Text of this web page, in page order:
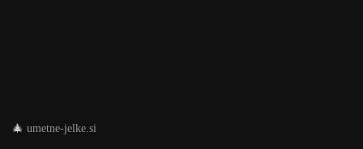
🎄 umetne-jelke.si